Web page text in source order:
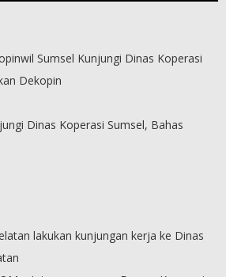
Sumsel Kunjungi Dinas Koperasi
Dekopin
Dinas Koperasi Sumsel, Bahas
lakukan kunjungan kerja ke Dinas